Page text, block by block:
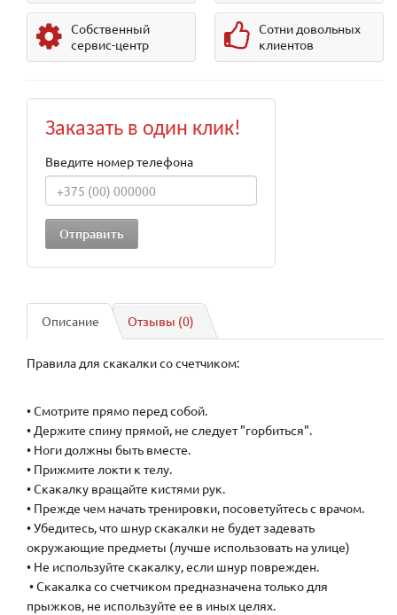
Собственный
сервис-центр
Сотни довольных
клиентов
Заказать в один клик!
Введите номер телефона
Описание Отзывы (0)
Правила для скакалки со счетчиком:
• Смотрите прямо перед собой.
• Держите спину прямой, не следует "горбиться".
• Ноги должны быть вместе.
• Прижмите локти к телу.
• Скакалку вращайте кистями рук.
• Прежде чем начать тренировки, посоветуйтесь с врачом.
• Убедитесь, что шнур скакалки не будет задевать
окружающие предметы (лучше использовать на улице)
• Не используйте скакалку, если шнур поврежден.
• Скакалка со счетчиком предназначена только для
прыжков, не используйте ее в иных целях.